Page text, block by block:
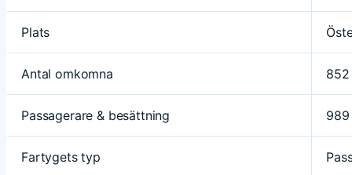
Plats
Antal omkomna 852
Passagerare & besättning 989
Fartygets typ